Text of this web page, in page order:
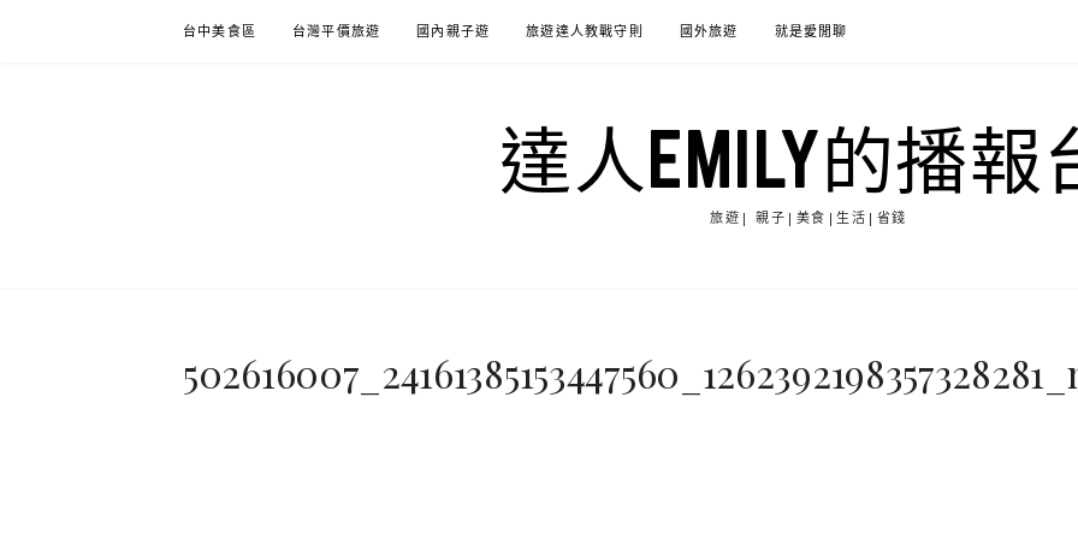
台中美食區 台灣平價旅遊 國內親子遊 旅遊達人教戰守則 國外旅遊 就是愛閒聊
達人EMILY的播報
旅遊| 親子|美食|生活|省錢